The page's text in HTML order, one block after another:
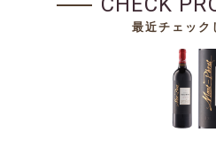
最近チェック